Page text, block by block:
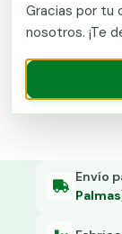
Gracias por tu
nosotros. ¡Te
Tensor
Envío